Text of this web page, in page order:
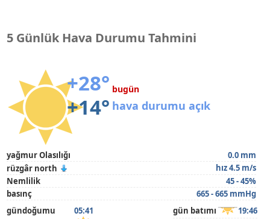
5 Günlük Hava Durumu Tahmini
+28°
+14°
bugün
hava durumu açık
yağmur Olasılığı
0.0 mm
rüzgâr north
hız 4.5 m/s
Nemlilik
45 - 45%
basınç
665 - 665 mmHg
gündoğumu
05:41 gün batımı 19:46